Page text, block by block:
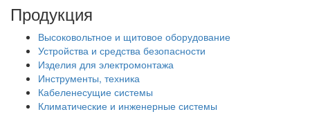
Продукция
Высоковольтное и щитовое оборудование
Устройства и средства безопасности
Изделия для электромонтажа
Инструменты, техника
Кабеленесущие системы
Климатические и инженерные системы